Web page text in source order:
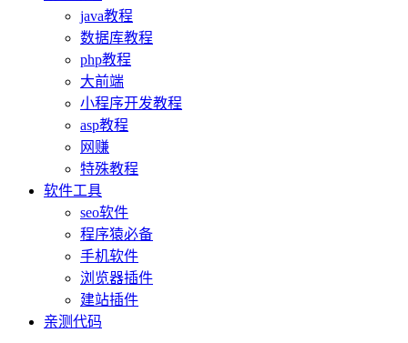
java教程
数据库教程
php教程
大前端
小程序开发教程
asp教程
网赚
特殊教程
软件工具
seo软件
程序猿必备
手机软件
浏览器插件
建站插件
亲测代码